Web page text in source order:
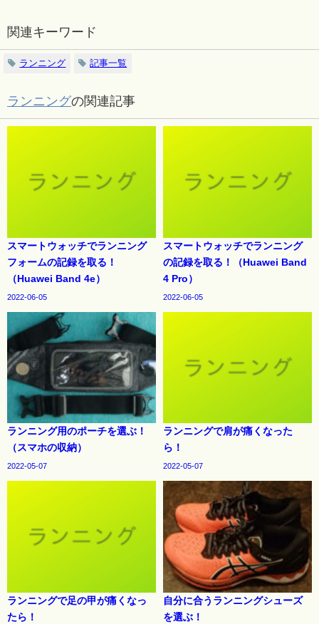
関連キーワード
ランニング 記事一覧
ランニングの関連記事
スマートウォッチでランニング
フォームの記録を取る！
（Huawei Band 4e）
2022-06-05
スマートウォッチでランニング
の記録を取る！（Huawei Band
4 Pro）
2022-06-05
ランニング用のポーチを選ぶ！
（スマホの収納）
2022-05-07
ランニングで肩が痛くなった
ら！
2022-05-07
ランニングで足の甲が痛くなっ
たら！
自分に合うランニングシューズ
を選ぶ！